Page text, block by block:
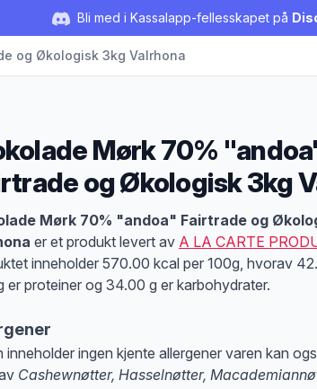
Bli med i Kassalapp-fellesskapet på
og Økologisk 3kg Valrhona
Mørk 70%
og Økologisk 3kg
Mørk 70% "andoa" Fairtrade og
er et produkt levert av A LA CARTE
inneholder 570.00 kcal per 100g, hvorav
er proteiner og 34.00 g er karbohydrater.
inneholder ingen kjente allergener varen kan
Cashewnøtter, Hasselnøtter,